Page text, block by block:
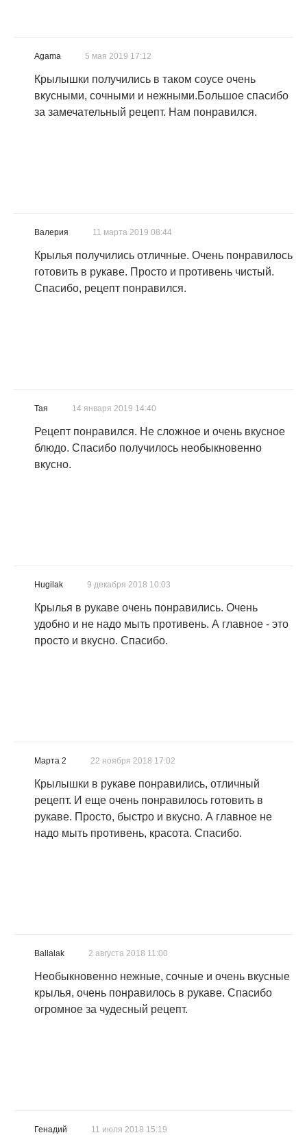
Agama 5 мая 2019 17:12
Крылышки получились в таком соусе очень
вкусными, сочными и нежными.Большое спасибо
за замечательный рецепт. Нам понравился.
Валерия 11 марта 2019 08:44
Крылья получились отличные. Очень понравилось
готовить в рукаве. Просто и противень чистый.
Спасибо, рецепт понравился.
Тая 14 января 2019 14:40
Рецепт понравился. Не сложное и очень вкусное
блюдо. Спасибо получилось необыкновенно
вкусно.
Hugilak 9 декабря 2018 10:03
Крылья в рукаве очень понравились. Очень
удобно и не надо мыть противень. А главное - это
просто и вкусно. Спасибо.
Марта 2 22 ноября 2018 17:02
Крылышки в рукаве понравились, отличный
рецепт. И еще очень понравилось готовить в
рукаве. Просто, быстро и вкусно. А главное не
надо мыть противень, красота. Спасибо.
Ballalak 2 августа 2018 11:00
Необыкновенно нежные, сочные и очень вкусные
крылья, очень понравилось в рукаве. Спасибо
огромное за чудесный рецепт.
Генадий 11 июля 2018 15:19